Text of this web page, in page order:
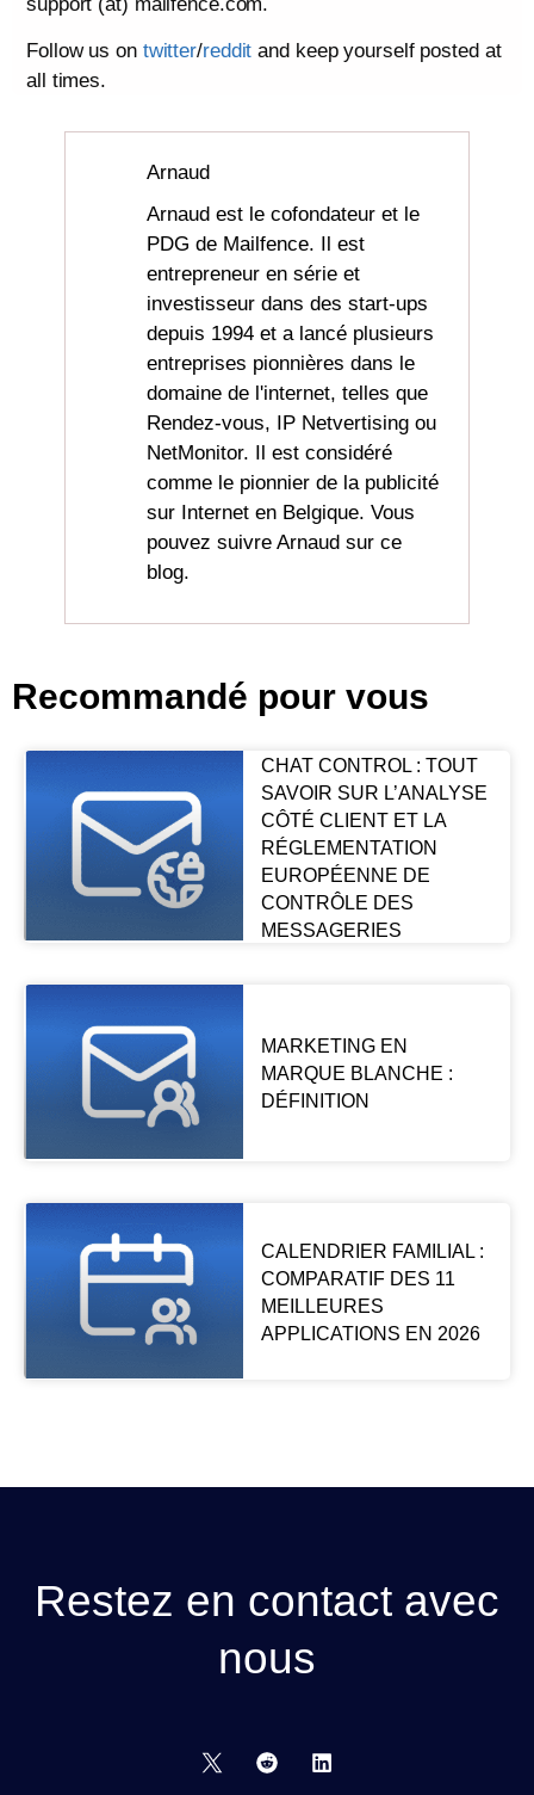
Follow us on twitter/reddit and keep yourself posted at
all times.
Arnaud
Arnaud est le cofondateur et le
PDG de Mailfence. Il est
entrepreneur en série et
investisseur dans des start-ups
depuis 1994 et a lancé plusieurs
entreprises pionnières dans le
domaine de l'internet, telles que
Rendez-vous, IP Netvertising ou
NetMonitor. Il est considéré
comme le pionnier de la publicité
sur Internet en Belgique. Vous
pouvez suivre Arnaud sur ce
blog.
Recommandé pour vous
CHAT CONTROL : TOUT
SAVOIR SUR L’ANALYSE
CÔTÉ CLIENT ET LA
RÉGLEMENTATION
EUROPÉENNE DE
CONTRÔLE DES
MESSAGERIES
MARKETING EN
MARQUE BLANCHE :
DÉFINITION
CALENDRIER FAMILIAL :
COMPARATIF DES 11
MEILLEURES
APPLICATIONS EN 2026
Restez en contact avec
nous